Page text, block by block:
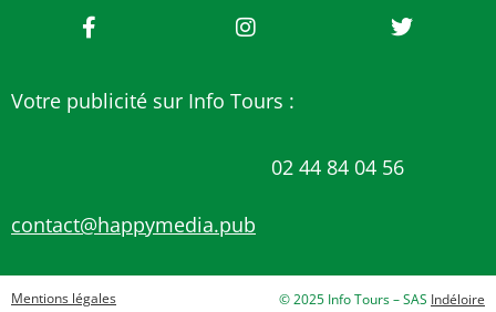
Votre publicité sur Info Tours :
02 44 84 04 56
contact@happymedia.pub
Mentions légales © 2025 Info Tours – SAS Indéloire